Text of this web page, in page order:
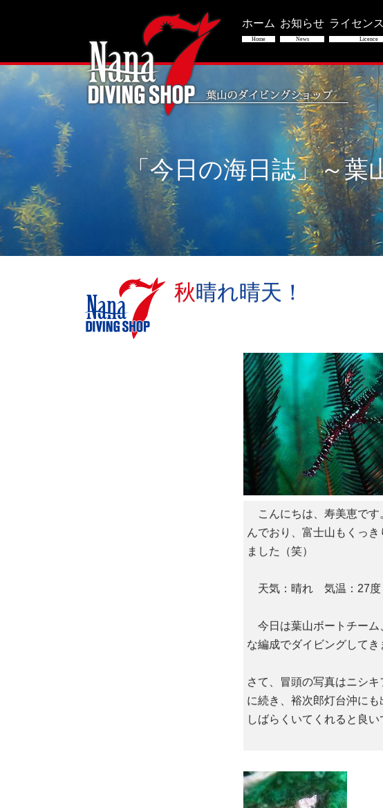
ホーム
Home
お知らせ
News
ライセン
Licence
「今日の海日誌」～葉
秋晴れ晴天！
こんにちは、寿美恵です
んでおり、富士山もくっ
ました（笑）
天気：晴れ 気温：27
今日は葉山ボートチーム
な編成でダイビングしてき
さて、冒頭の写真はニシ
に続き、裕次郎灯台沖にも
しばらくいてくれると良